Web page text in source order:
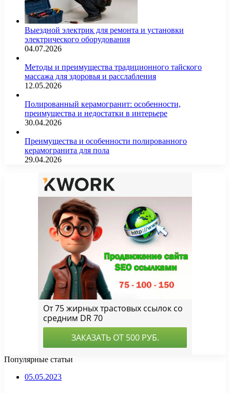
Выездной электрик для ремонта и установки
электрического оборудования
04.07.2026
Методы и преимущества традиционного тайского
массажа для здоровья и расслабления
12.05.2026
Полированный керамогранит: особенности,
преимущества и недостатки в интерьере
30.04.2026
Преимущества и особенности полированного
керамогранита для пола
29.04.2026
Популярные статьи
05.05.2023